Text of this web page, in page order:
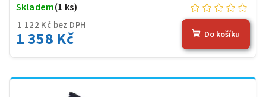
1 122 Kč bez DPH
1 358 Kč
Skladem(1 ks)
Do košíku